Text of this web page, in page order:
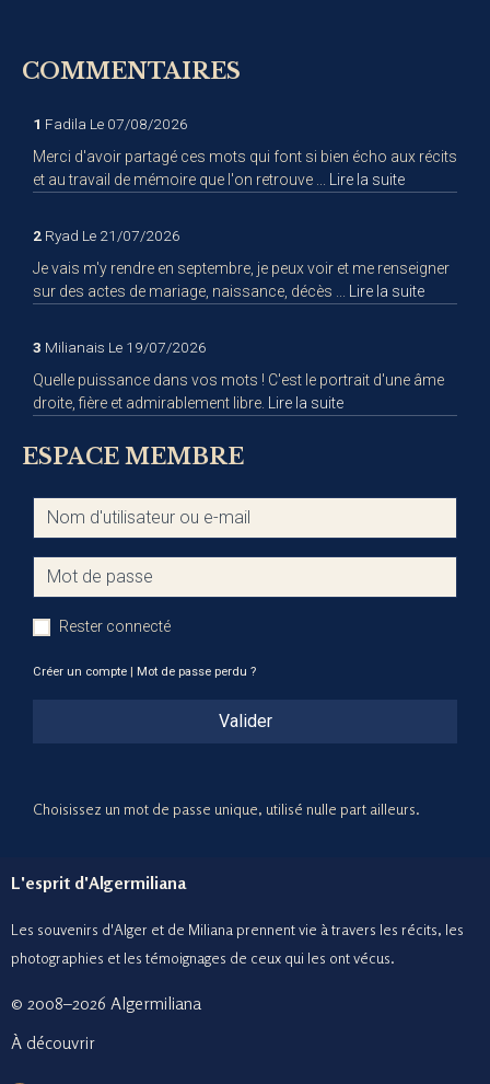
COMMENTAIRES
1 Fadila Le 07/08/2026
Merci d'avoir partagé ces mots qui font si bien écho aux récits
et au travail de mémoire que l'on retrouve ... Lire la suite
2 Ryad Le 21/07/2026
Je vais m'y rendre en septembre, je peux voir et me renseigner
sur des actes de mariage, naissance, décès ... Lire la suite
3 Milianais Le 19/07/2026
Quelle puissance dans vos mots ! C'est le portrait d'une âme
droite, fière et admirablement libre. Lire la suite
ESPACE MEMBRE
Rester connecté
Créer un compte Mot de passe perdu ?
Valider
Choisissez un mot de passe unique, utilisé nulle part ailleurs.
L'esprit d'Algermiliana
Les souvenirs d'Alger et de Miliana prennent vie à travers les récits, les
photographies et les témoignages de ceux qui les ont vécus.
© 2008–2026 Algermiliana
À découvrir